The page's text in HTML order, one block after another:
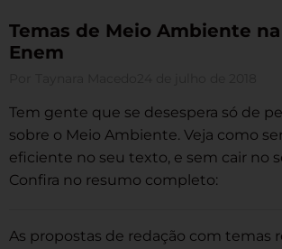
Temas de Meio Ambiente
Enem
Tem gente que se desespera só de
sobre o Meio Ambiente. Veja como
eficiente no seu texto, e sem cair no
Confira no resumo completo:
As propostas de redação com temas